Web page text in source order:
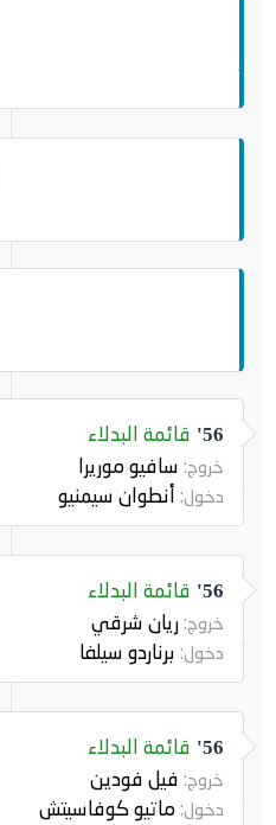
56' قائمة البدلاء
خروج: سافيو موريرا
دخول: أنطوان سيمنيو
56' قائمة البدلاء
خروج:ريان شرقي
دخول: برناردو سيلفا
56' قائمة البدلاء
خروج: فيل فودين
دخول: ماتيو كوفاسيتش